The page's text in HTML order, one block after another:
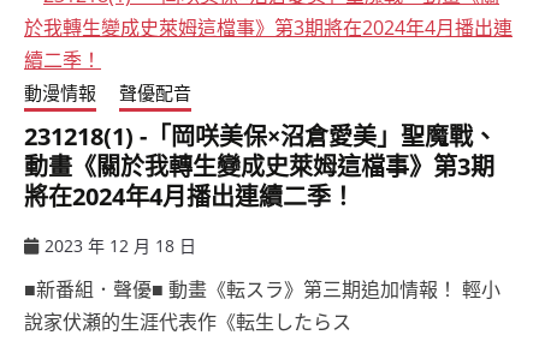
動漫情報 聲優配音
231218(1) -「岡咲美保×沼倉愛美」聖魔戰、
動畫《關於我轉生變成史萊姆這檔事》第3期
將在2024年4月播出連續二季！
2023 年 12 月 18 日
■新番組．聲優■ 動畫《転スラ》第三期追加情報！ 輕小
說家伏瀬的生涯代表作《転生したらス